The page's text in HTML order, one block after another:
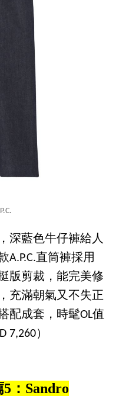
深藍色牛仔褲給人
A.P.C.直筒褲採用
版剪裁，能完美修
充滿朝氣又不失正
配成套，時髦OL值
7,260）
：Sandro